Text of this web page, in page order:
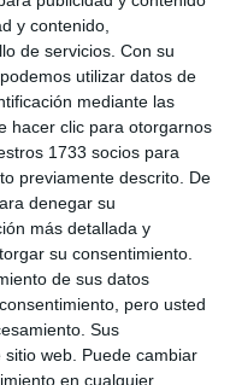
y contenido,
de servicios. Con su
utilizar datos de
mediante las
hacer clic para otorgarnos
1733 socios para
previamente descrito. De
denegar su
más detallada y
su consentimiento.
de sus datos
pero usted
Sus
web. Puede cambiar
en cualquier
raise awareness
scourge of
para visibilizar y
del suicidio en la
invite citizens
Prevention